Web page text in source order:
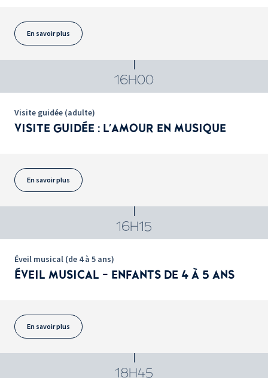
En savoir plus
16H00
Visite guidée (adulte)
VISITE GUIDÉE : L'AMOUR EN MUSIQUE
En savoir plus
16H15
Éveil musical (de 4 à 5 ans)
ÉVEIL MUSICAL - ENFANTS DE 4 À 5 ANS
En savoir plus
18H45